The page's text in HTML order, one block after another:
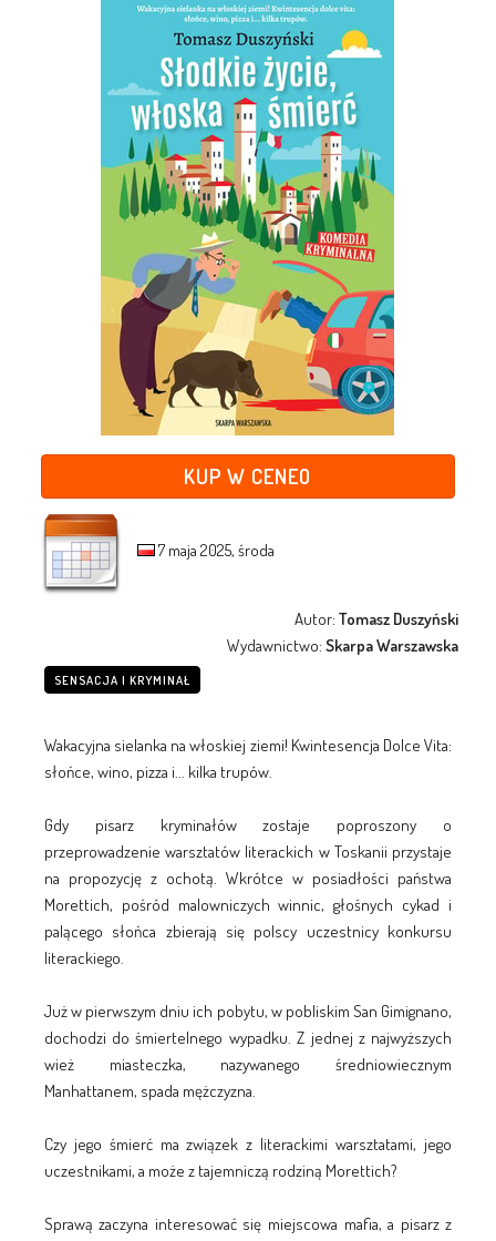
KUP W CENEO
7 maja 2025, środa
Autor:Tomasz Duszyński
Wydawnictwo:Skarpa Warszawska
SENSACJA I KRYMINAŁ
Wakacyjna sielanka na włoskiej ziemi! Kwintesencja Dolce Vita:
słońce, wino, pizza i... kilka trupów.
Gdy pisarz kryminałów zostaje poproszony o
przeprowadzenie warsztatów literackich w Toskanii przystaje
na propozycję z ochotą. Wkrótce w posiadłości państwa
Morettich, pośród malowniczych winnic, głośnych cykad i
palącego słońca zbierają się polscy uczestnicy konkursu
literackiego.
Już w pierwszym dniu ich pobytu, w pobliskim San Gimignano,
dochodzi do śmiertelnego wypadku. Z jednej z najwyższych
wież miasteczka, nazywanego średniowiecznym
Manhattanem, spada mężczyzna.
Czy jego śmierć ma związek z literackimi warsztatami, jego
uczestnikami, a może z tajemniczą rodziną Morettich?
Sprawą zaczyna interesować się miejscowa mafia, a pisarz z